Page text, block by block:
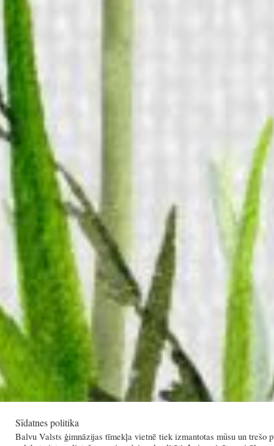
Sīdatnes politika
Balvu Valsts ģimnāzijas tīmekļa vietnē tiek izmantotas mūsu un trešo